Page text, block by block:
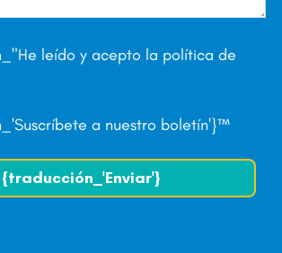
leído y acepto la política de
a nuestro boletín'}™
{traducción_'Enviar'}